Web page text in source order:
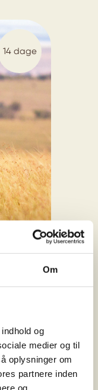
Om
og
medier og til
oplysninger om
partnere inden
og
14 dage
med
lodges i